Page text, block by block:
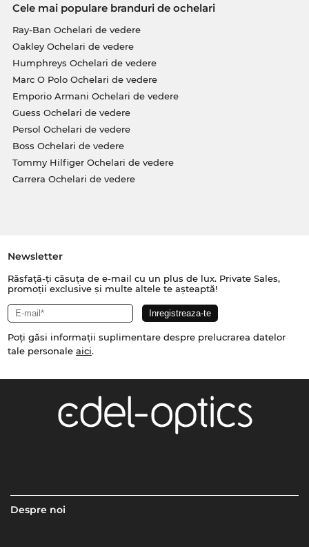
Cele mai populare branduri de ochelari
Ray-Ban Ochelari de vedere
Oakley Ochelari de vedere
Humphreys Ochelari de vedere
Marc O Polo Ochelari de vedere
Emporio Armani Ochelari de vedere
Guess Ochelari de vedere
Persol Ochelari de vedere
Boss Ochelari de vedere
Tommy Hilfiger Ochelari de vedere
Carrera Ochelari de vedere
Newsletter
Răsfață-ți căsuța de e-mail cu un plus de lux. Private Sales,
promoții exclusive și multe altele te așteaptă!
Poți găsi informații suplimentare despre prelucrarea datelor
tale personale aici.
Despre noi